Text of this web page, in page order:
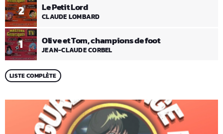
1 Olive et Tom, champions de foot
JEAN-CLAUDE CORBEL
2 Le Petit Lord
CLAUDE LOMBARD
LISTE COMPLÈTE